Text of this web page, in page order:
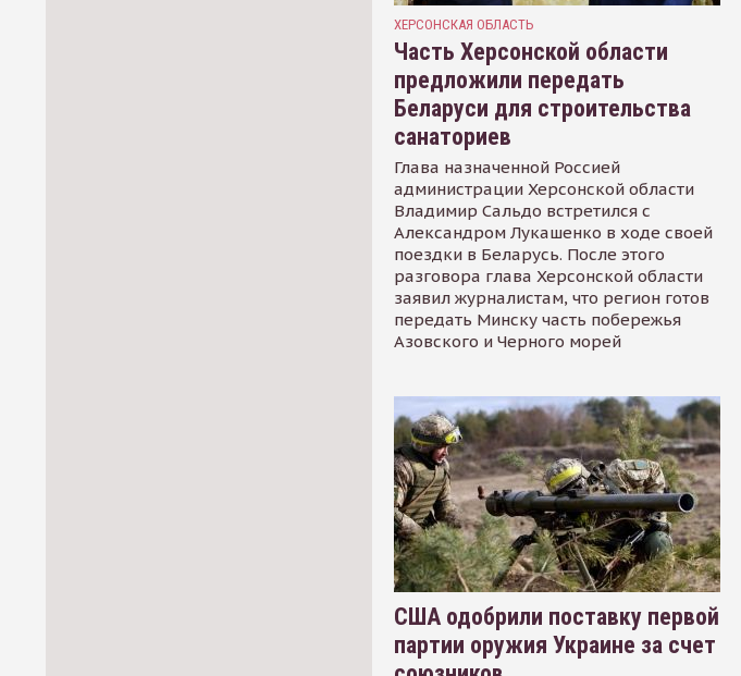
ХЕРСОНСКАЯ ОБЛАСТЬ
Часть Херсонской области
предложили передать
Беларуси для строительства
санаториев
Глава назначенной Россией
администрации Херсонской области
Владимир Сальдо встретился с
Александром Лукашенко в ходе своей
поездки в Беларусь. После этого
разговора глава Херсонской области
заявил журналистам, что регион готов
передать Минску часть побережья
Азовского и Черного морей
США одобрили поставку первой
партии оружия Украине за счет